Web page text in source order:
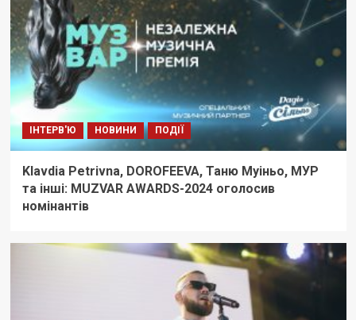
ІНТЕРВ'Ю НОВИНИ ПОДІЇ
Klavdia Petrivna, DOROFEEVA, Таню Муіньо, МУР
та інші: MUZVAR AWARDS-2024 оголосив
номінантів